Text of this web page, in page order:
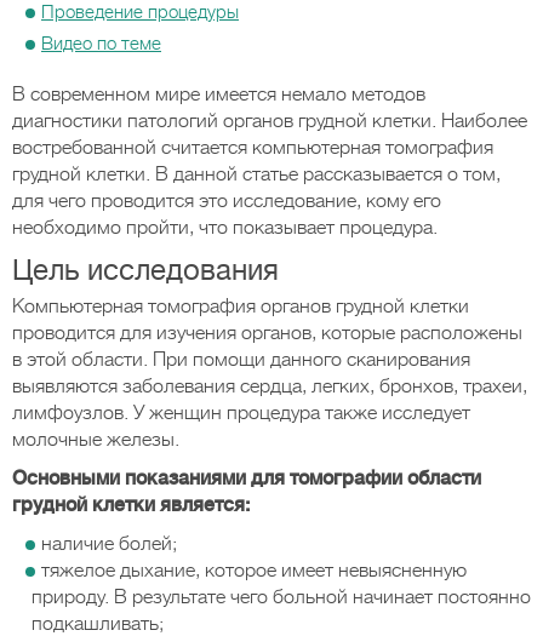
Проведение процедуры
Видео по теме
В современном мире имеется немало методов
диагностики патологий органов грудной клетки. Наиболее
востребованной считается компьютерная томография
грудной клетки. В данной статье рассказывается о том,
для чего проводится это исследование, кому его
необходимо пройти, что показывает процедура.
Цель исследования
Компьютерная томография органов грудной клетки
проводится для изучения органов, которые расположены
в этой области. При помощи данного сканирования
выявляются заболевания сердца, легких, бронхов, трахеи,
лимфоузлов. У женщин процедура также исследует
молочные железы.
Основными показаниями для томографии области
грудной клетки является:
наличие болей;
тяжелое дыхание, которое имеет невыясненную
природу. В результате чего больной начинает постоянно
подкашливать;